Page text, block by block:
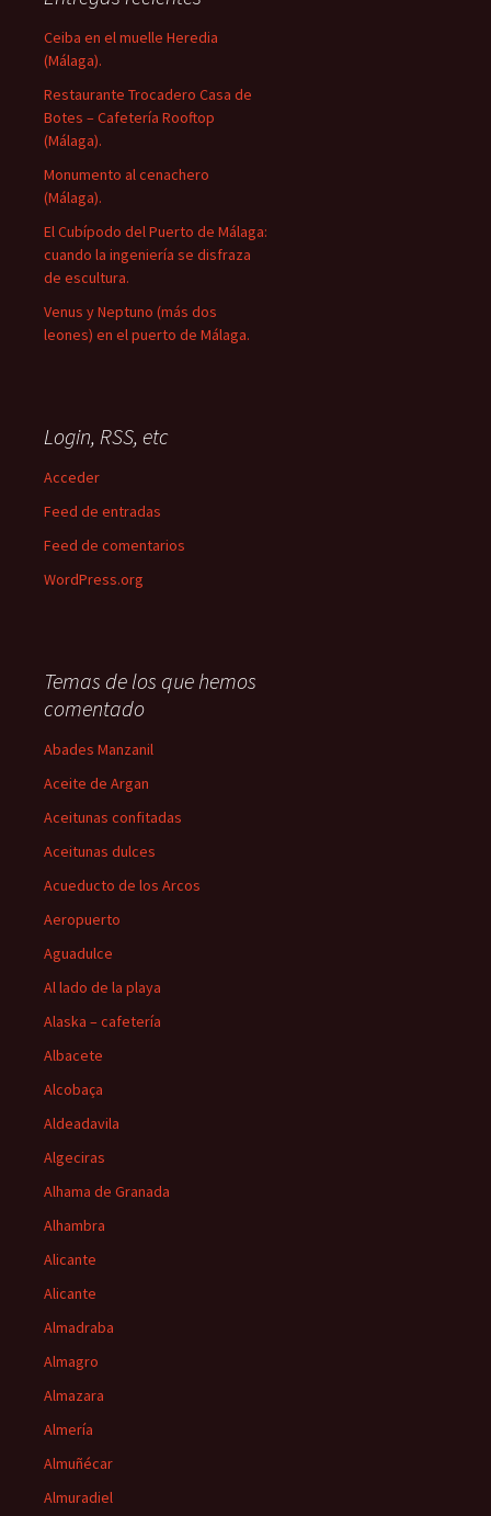
Ceiba en el muelle Heredia
(Málaga).
Restaurante Trocadero Casa de
Botes – Cafetería Rooftop
(Málaga).
Monumento al cenachero
(Málaga).
El Cubípodo del Puerto de Málaga:
cuando la ingeniería se disfraza
de escultura.
Venus y Neptuno (más dos
leones) en el puerto de Málaga.
Login, RSS, etc
Acceder
Feed de entradas
Feed de comentarios
WordPress.org
Temas de los que hemos
comentado
Abades Manzanil
Aceite de Argan
Aceitunas confitadas
Aceitunas dulces
Acueducto de los Arcos
Aeropuerto
Aguadulce
Al lado de la playa
Alaska – cafetería
Albacete
Alcobaça
Aldeadavila
Algeciras
Alhama de Granada
Alhambra
Alicante
Alicante
Almadraba
Almagro
Almazara
Almería
Almuñécar
Almuradiel